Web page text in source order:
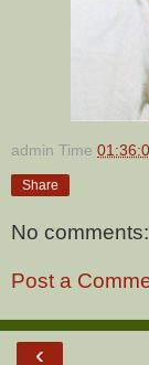
admin Time
Share
No comments:
Post a
‹